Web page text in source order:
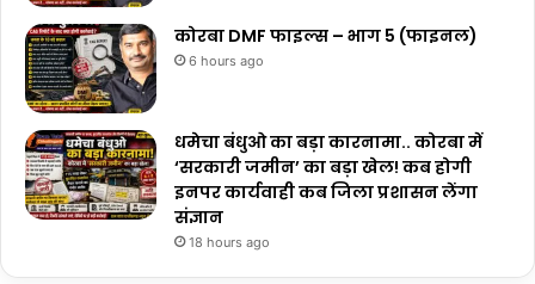
कोरबा DMF फाइल्स – भाग 5 (फाइनल)
6 hours ago
धमेचा बंधुओ का बड़ा कारनामा.. कोरबा में
‘सरकारी जमीन’ का बड़ा खेल! कब होगी
इनपर कार्यवाही कब जिला प्रशासन लेंगा
संज्ञान
18 hours ago